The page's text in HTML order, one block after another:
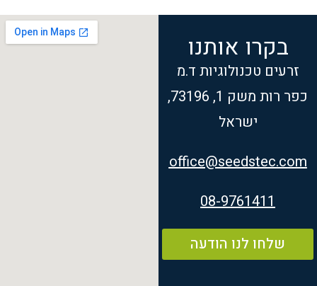
בקרו אותנו
זרעים טכנולוגיות ד.מ
כפר רות משק 1, 73196,
ישראל
office@seedstec.com
08-9761411
שלחו לנו הודעה